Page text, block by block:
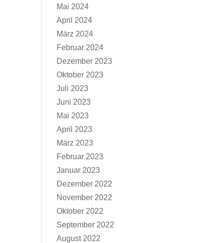
Mai 2024
April 2024
März 2024
Februar 2024
Dezember 2023
Oktober 2023
Juli 2023
Juni 2023
Mai 2023
April 2023
März 2023
Februar 2023
Januar 2023
Dezember 2022
November 2022
Oktober 2022
September 2022
August 2022